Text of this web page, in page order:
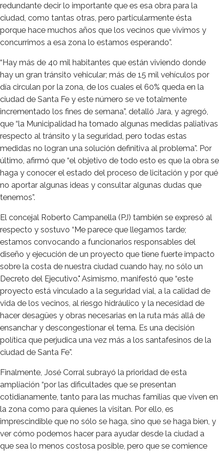
redundante decir lo importante que es esa obra para la
ciudad, como tantas otras, pero particularmente ésta
porque hace muchos años que los vecinos que vivimos y
concurrimos a esa zona lo estamos esperando”.
“Hay más de 40 mil habitantes que están viviendo donde
hay un gran tránsito vehicular; más de 15 mil vehículos por
día circulan por la zona, de los cuales el 60% queda en la
ciudad de Santa Fe y este número se ve totalmente
incrementado los fines de semana”, detalló Jara, y agregó,
que “la Municipalidad ha tomado algunas medidas paliativas
respecto al tránsito y la seguridad, pero todas estas
medidas no logran una solución definitiva al problema”. Por
último, afirmó que “el objetivo de todo esto es que la obra se
haga y conocer el estado del proceso de licitación y por qué
no aportar algunas ideas y consultar algunas dudas que
tenemos”.
El concejal Roberto Campanella (PJ) también se expresó al
respecto y sostuvo “Me parece que llegamos tarde;
estamos convocando a funcionarios responsables del
diseño y ejecución de un proyecto que tiene fuerte impacto
sobre la costa de nuestra ciudad cuando hay, no sólo un
Decreto del Ejecutivo." Asimismo, manifestó que “este
proyecto está vinculado a la seguridad vial, a la calidad de
vida de los vecinos, al riesgo hidráulico y la necesidad de
hacer desagües y obras necesarias en la ruta más allá de
ensanchar y descongestionar el tema. Es una decisión
política que perjudica una vez más a los santafesinos de la
ciudad de Santa Fe”.
Finalmente, José Corral subrayó la prioridad de esta
ampliación “por las dificultades que se presentan
cotidianamente, tanto para las muchas familias que viven en
la zona como para quienes la visitan. Por ello, es
imprescindible que no sólo se haga, sino que se haga bien, y
ver cómo podemos hacer para ayudar desde la ciudad a
que sea lo menos costosa posible, pero que se comience